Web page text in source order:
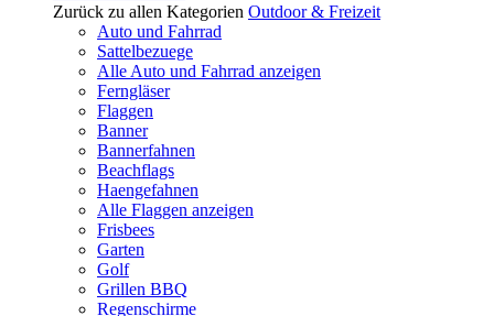
Zurück zu allen Kategorien Outdoor & Freizeit
Auto und Fahrrad
Sattelbezuege
Alle Auto und Fahrrad anzeigen
Ferngläser
Flaggen
Banner
Bannerfahnen
Beachflags
Haengefahnen
Alle Flaggen anzeigen
Frisbees
Garten
Golf
Grillen BBQ
Regenschirme